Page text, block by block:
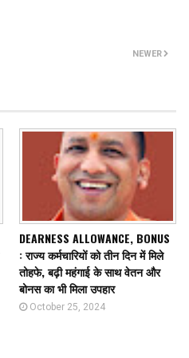
NEWER
DEARNESS ALLOWANCE, BONUS
: राज्य कर्मचारियों को तीन दिन में मिले
तोहफे, बढ़ी महंगाई के साथ वेतन और
बोनस का भी मिला उपहार
October 25, 2024